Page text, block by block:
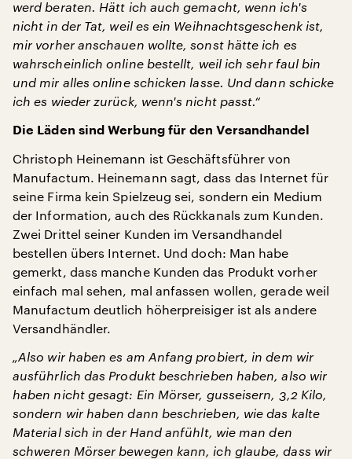
werd beraten. Hätt ich auch gemacht, wenn ich's
nicht in der Tat, weil es ein Weihnachtsgeschenk ist,
mir vorher anschauen wollte, sonst hätte ich es
wahrscheinlich online bestellt, weil ich sehr faul bin
und mir alles online schicken lasse. Und dann schicke
ich es wieder zurück, wenn's nicht passt.“
Die Läden sind Werbung für den Versandhandel
Christoph Heinemann ist Geschäftsführer von
Manufactum. Heinemann sagt, dass das Internet für
seine Firma kein Spielzeug sei, sondern ein Medium
der Information, auch des Rückkanals zum Kunden.
Zwei Drittel seiner Kunden im Versandhandel
bestellen übers Internet. Und doch: Man habe
gemerkt, dass manche Kunden das Produkt vorher
einfach mal sehen, mal anfassen wollen, gerade weil
Manufactum deutlich höherpreisiger ist als andere
Versandhändler.
„Also wir haben es am Anfang probiert, in dem wir
ausführlich das Produkt beschrieben haben, also wir
haben nicht gesagt: Ein Mörser, gusseisern, 3,2 Kilo,
sondern wir haben dann beschrieben, wie das kalte
Material sich in der Hand anfühlt, wie man den
schweren Mörser bewegen kann, ich glaube, dass wir